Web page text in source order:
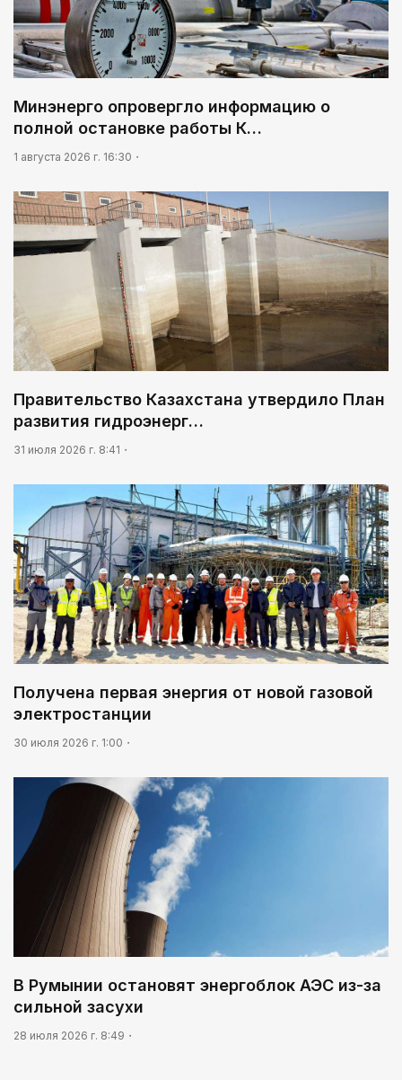
01:12
Жизнь за окном
Не хочется уезжать
Минэнерго опровергло информацию о
полной остановке работы К…
1 августа 2026 г. 16:30
Правительство Казахстана утвердило План
развития гидроэнерг…
31 июля 2026 г. 8:41
Получена первая энергия от новой газовой
электростанции
30 июля 2026 г. 1:00
В Румынии остановят энергоблок АЭС из-за
сильной засухи
28 июля 2026 г. 8:49